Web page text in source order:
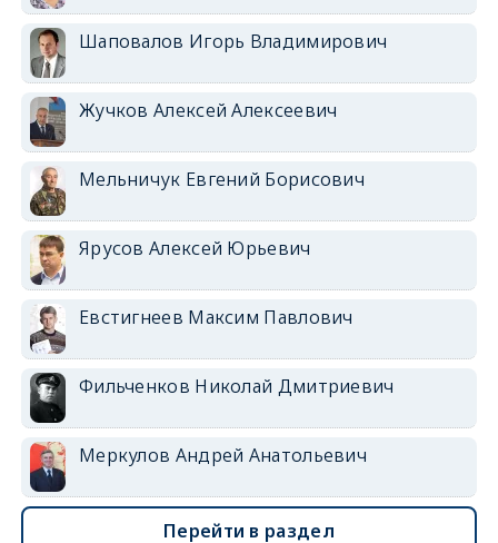
Шаповалов Игорь Владимирович
Жучков Алексей Алексеевич
Мельничук Евгений Борисович
Ярусов Алексей Юрьевич
Евстигнеев Максим Павлович
Фильченков Николай Дмитриевич
Меркулов Андрей Анатольевич
Перейти в раздел